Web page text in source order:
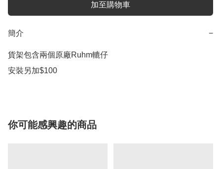
加至購物車
簡介 −
貨架包含兩個原廠Ruhm轆仔
安裝另加$100
你可能感興趣的商品